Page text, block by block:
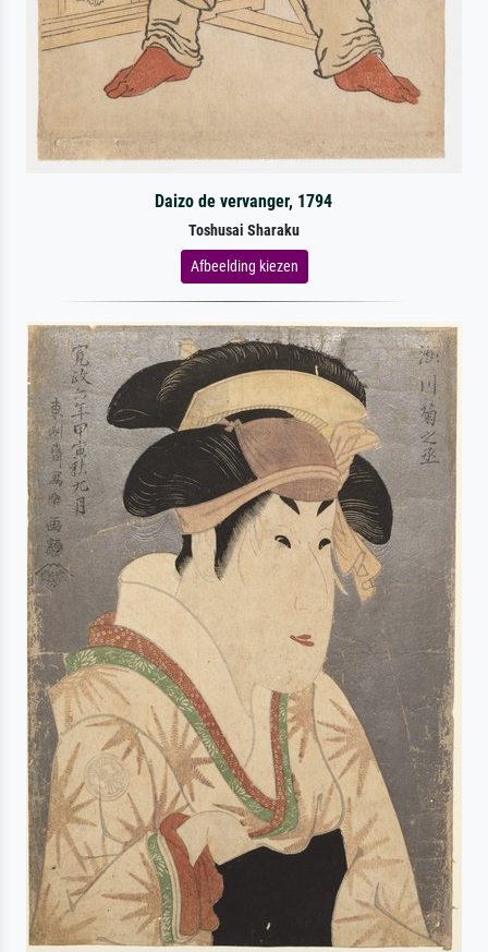
Daizo de vervanger, 1794
Toshusai Sharaku
Afbeelding kiezen